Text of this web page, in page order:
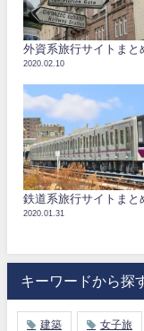
外資系旅行サイトまと
2020.02.10
鉄道系旅行サイトまと
2020.01.31
キーワードから探
建築 女子旅